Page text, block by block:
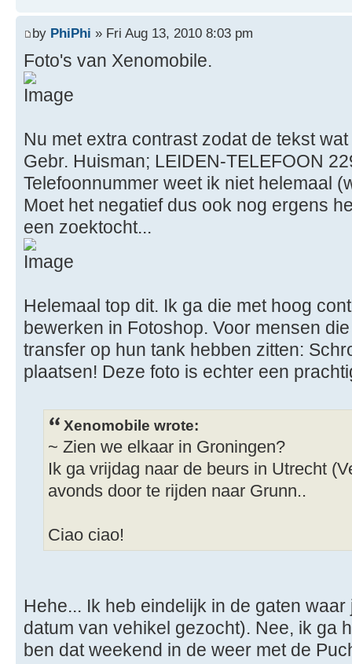
by PhiPhi » Fri Aug 13, 2010 8:03 pm
Foto's van Xenomobile.
Nu met extra contrast zodat de tekst
Gebr. Huisman; LEIDEN-TELEFOON
Telefoonnummer weet ik niet helemaal
Moet het negatief dus ook nog ergens
een zoektocht...
Helemaal top dit. Ik ga die met hoog
bewerken in Fotoshop. Voor mensen
transfer op hun tank hebben zitten:
plaatsen! Deze foto is echter een
Xenomobile wrote:
~ Zien we elkaar in Groningen?
Ik ga vrijdag naar de beurs in Utrecht
avonds door te rijden naar Grunn..
Ciao ciao!
Hehe... Ik heb eindelijk in de gaten
datum van vehikel gezocht). Nee, ik ga
ben dat weekend in de weer met de